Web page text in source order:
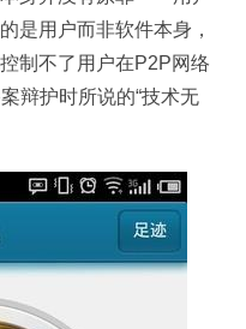
是用户而非软件本身，
制不了用户在P2P网络
辩护时所说的“技术无